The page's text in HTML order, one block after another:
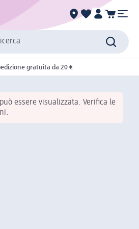
gratuita da 20 €
essere visualizzata. Verifica le